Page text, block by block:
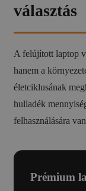
választás
A felújított laptop
hanem a
életciklusának
hulladék
felhasználására
Prémium